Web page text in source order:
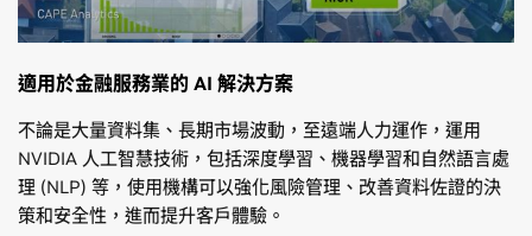
適用於金融服務業的 AI 解決方案
不論是大量資料集、長期市場波動，至遠端人力運作，運用
NVIDIA 人工智慧技術，包括深度學習、機器學習和自然語言處
理 (NLP) 等，使用機構可以強化風險管理、改善資料佐證的決
策和安全性，進而提升客戶體驗。